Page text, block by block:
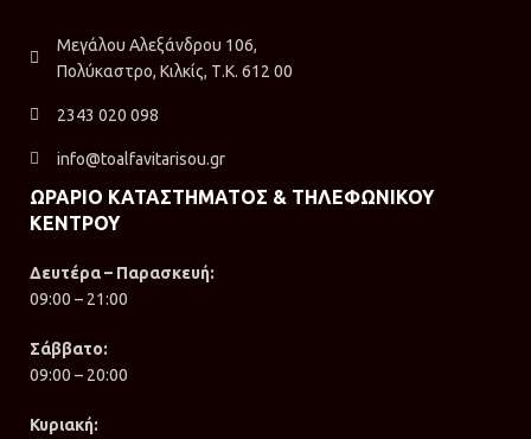
Μεγάλου Αλεξάνδρου 106,
Πολύκαστρο, Κιλκίς, Τ.Κ. 612 00
2343 020 098
info@toalfavitarisou.gr
ΩΡΑΡΙΟ ΚΑΤΑΣΤΗΜΑΤΟΣ & ΤΗΛΕΦΩΝΙΚΟΥ
ΚΕΝΤΡΟΥ
Δευτέρα – Παρασκευή:
09:00 – 21:00
Σάββατο:
09:00 – 20:00
Κυριακή: